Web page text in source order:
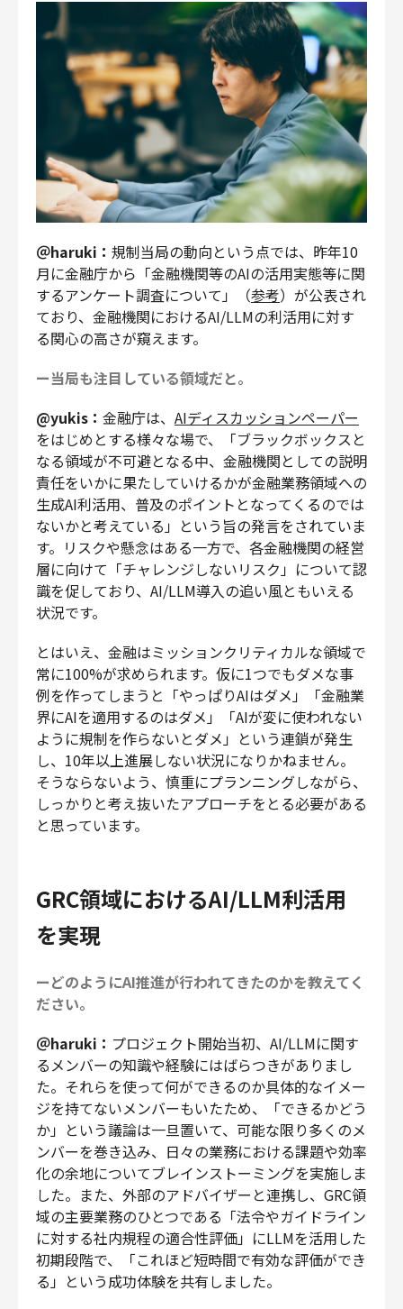
＠haruki： 規制当局の動向という点では、昨年10
月に金融庁から「金融機関等のAIの活用実態等に関
するアンケート調査について」（参考）が公表され
ており、金融機関におけるAI/LLMの利活用に対す
る関心の高さが窺えます。
ー当局も注目している領域だと。
@yukis： 金融庁は、 AIディスカッションペーパー
をはじめとする様々な場で、「ブラックボックスと
なる領域が不可避となる中、金融機関としての説明
責任をいかに果たしていけるかが金融業務領域への
生成AI利活用、普及のポイントとなってくるのでは
ないかと考えている」という旨の発言をされていま
す。リスクや懸念はある一方で、各金融機関の経営
層に向けて「チャレンジしないリスク」について認
識を促しており、AI/LLM導入の追い風ともいえる
状況です。
とはいえ、金融はミッションクリティカルな領域で
常に100%が求められます。仮に1つでもダメな事
例を作ってしまうと「やっぱりAIはダメ」「金融業
界にAIを適用するのはダメ」「AIが変に使われない
ように規制を作らないとダメ」という連鎖が発生
し、10年以上進展しない状況になりかねません。
そうならないよう、慎重にプランニングしながら、
しっかりと考え抜いたアプローチをとる必要がある
と思っています。
GRC領域におけるAI/LLM利活用
を実現
ーどのようにAI推進が行われてきたのかを教えてく
ださい。
＠haruki： プロジェクト開始当初、AI/LLMに関す
るメンバーの知識や経験にはばらつきがありまし
た。それらを使って何ができるのか具体的なイメー
ジを持てないメンバーもいたため、「できるかどう
か」という議論は一旦置いて、可能な限り多くのメ
ンバーを巻き込み、日々の業務における課題や効率
化の余地についてブレインストーミングを実施しま
した。また、外部のアドバイザーと連携し、GRC領
域の主要業務のひとつである「法令やガイドライン
に対する社内規程の適合性評価」にLLMを活用した
初期段階で、「これほど短時間で有効な評価ができ
る」という成功体験を共有しました。